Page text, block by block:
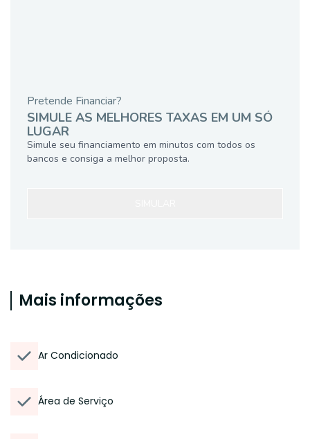
Pretende Financiar?
SIMULE AS MELHORES TAXAS EM UM SÓ
LUGAR
Simule seu financiamento em minutos com todos os
bancos e consiga a melhor proposta.
Mais informações
Ar Condicionado
Área de Serviço